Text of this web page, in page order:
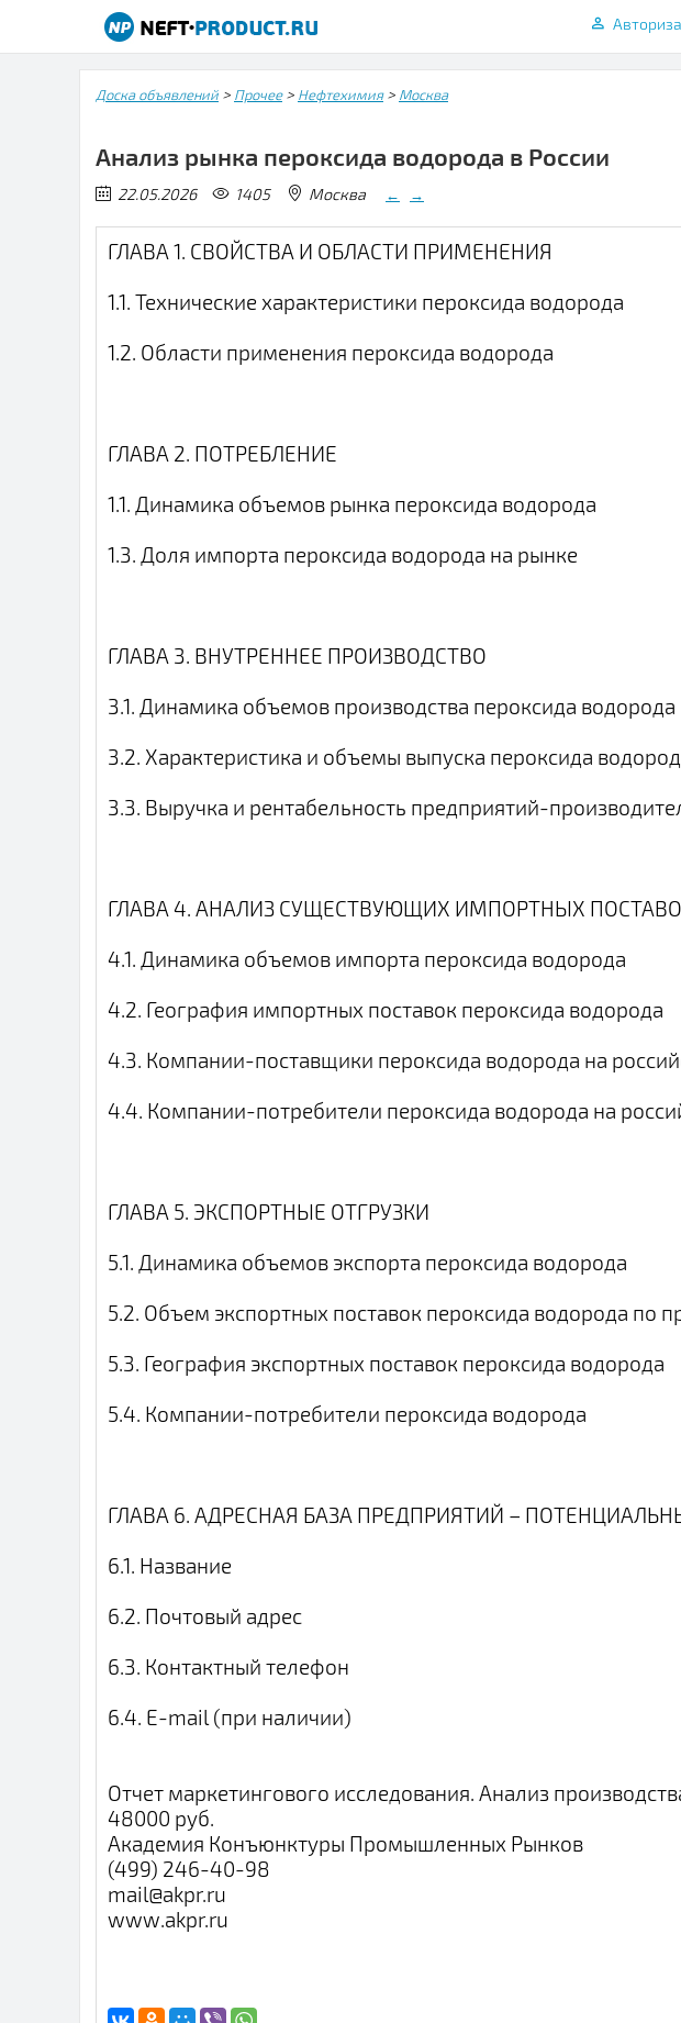
Доска объявлений > Прочее> Нефтехимия> Москва
Анализ рынка пероксида водорода в России
22.05.2026 1405 Москва ← →
ГЛАВА 1. СВОЙСТВА И ОБЛАСТИ ПРИМЕНЕНИЯ
1.1. Технические характеристики пероксида водорода
1.2. Области применения пероксида водорода
ГЛАВА 2. ПОТРЕБЛЕНИЕ
1.1. Динамика объемов рынка пероксида водорода
1.3. Доля импорта пероксида водорода на рынке
ГЛАВА 3. ВНУТРЕННЕЕ ПРОИЗВОДСТВО
3.1. Динамика объемов производства пероксида водорода
3.2. Характеристика и объемы выпуска пероксида
3.3. Выручка и рентабельность предприятий-
ГЛАВА 4. АНАЛИЗ СУЩЕСТВУЮЩИХ ИМПОРТНЫХ
4.1. Динамика объемов импорта пероксида водорода
4.2. География импортных поставок пероксида водорода
4.3. Компании-поставщики пероксида водорода на
4.4. Компании-потребители пероксида водорода на
ГЛАВА 5. ЭКСПОРТНЫЕ ОТГРУЗКИ
5.1. Динамика объемов экспорта пероксида водорода
5.2. Объем экспортных поставок пероксида водорода по
5.3. География экспортных поставок пероксида водорода
5.4. Компании-потребители пероксида водорода
ГЛАВА 6. АДРЕСНАЯ БАЗА ПРЕДПРИЯТИЙ –
6.1. Название
6.2. Почтовый адрес
6.3. Контактный телефон
6.4. E-mail (при наличии)
Отчет маркетингового исследования. Анализ
48000 руб.
Академия Конъюнктуры Промышленных Рынков
(499) 246-40-98
mail@akpr.ru
www.akpr.ru